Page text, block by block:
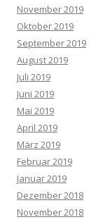
November 2019
Oktober 2019
September 2019
August 2019
Juli 2019
Juni 2019
Mai 2019
April 2019
März 2019
Februar 2019
Januar 2019
Dezember 2018
November 2018